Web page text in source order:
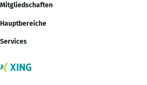
Mitgliedschaften
Hauptbereiche
Services